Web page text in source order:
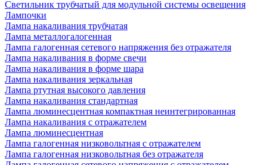
Светильник трубчатый для модульной системы освещения
Лампочки
Лампа накаливания трубчатая
Лампа металлогалогенная
Лампа галогенная сетевого напряжения без отражателя
Лампа накаливания в форме свечи
Лампа накаливания в форме шара
Лампа накаливания зеркальная
Лампа ртутная высокого давления
Лампа накаливания стандартная
Лампа люминесцентная компактная неинтегрированная
Лампа накаливания с отражателем
Лампа люминесцентная
Лампа галогенная низковольтная с отражателем
Лампа галогенная низковольтная без отражателя